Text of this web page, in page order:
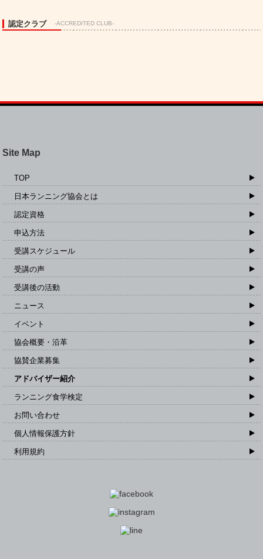
認定クラブ -ACCREDITED CLUB-
Site Map
TOP
日本ランニング協会とは
認定資格
申込方法
受講スケジュール
受講の声
受講後の活動
ニュース
イベント
協会概要・沿革
協賛企業募集
アドバイザー紹介
ランニング食学検定
お問い合わせ
個人情報保護方針
利用規約